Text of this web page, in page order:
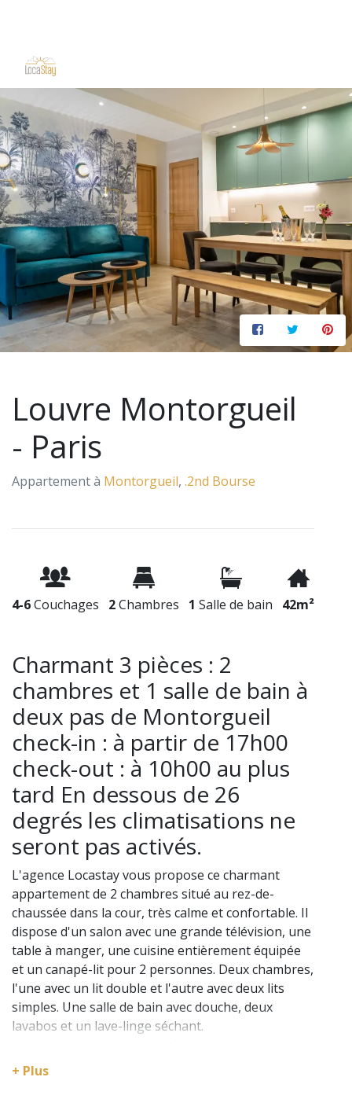
Louvre Montorgueil
- Paris
Appartement à Montorgueil, .2nd Bourse
4-6Couchages 2Chambres 1 Salle de bain 42m²
Charmant 3 pièces : 2
chambres et 1 salle de bain à
deux pas de Montorgueil
check-in : à partir de 17h00
check-out : à 10h00 au plus
tard En dessous de 26
degrés les climatisations ne
seront pas activés.
L'agence Locastay vous propose ce charmant
appartement de 2 chambres situé au rez-de-
chaussée dans la cour, très calme et confortable. Il
dispose d'un salon avec une grande télévision, une
table à manger, une cuisine entièrement équipée
et un canapé-lit pour 2 personnes. Deux chambres,
l'une avec un lit double et l'autre avec deux lits
simples. Une salle de bain avec douche, deux
lavabos et un lave-linge séchant.
restaurants, cafés et boutiques. Le marché aux
+ Plus